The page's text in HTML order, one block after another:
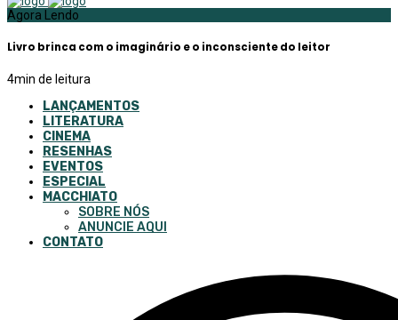
Agora Lendo
Livro brinca com o imaginário e o inconsciente do leitor
4min de leitura
LANÇAMENTOS
LITERATURA
CINEMA
RESENHAS
EVENTOS
ESPECIAL
MACCHIATO
SOBRE NÓS
ANUNCIE AQUI
CONTATO